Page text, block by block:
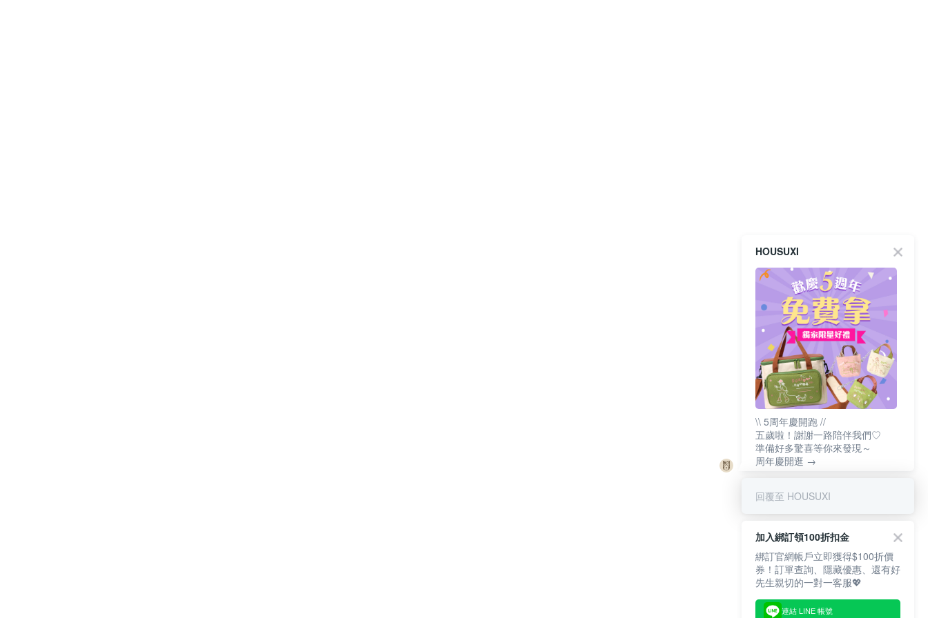
HOUSUXI
\\ 5周年慶開跑 //
五歲啦！謝謝一路陪伴我們♡
準備好多驚喜等你來發現～
周年慶開逛 →
回覆至 HOUSUXI
加入綁訂領100折扣金
綁訂官網帳戶立即獲得$100折價
券！訂單查詢、隱藏優惠、還有好
先生親切的一對一客服💖
連結 LINE 帳號